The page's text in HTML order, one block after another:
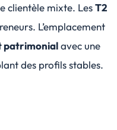
clientèle mixte. LesT2
L’emplacement
patrimonialavec une
des profils stables.